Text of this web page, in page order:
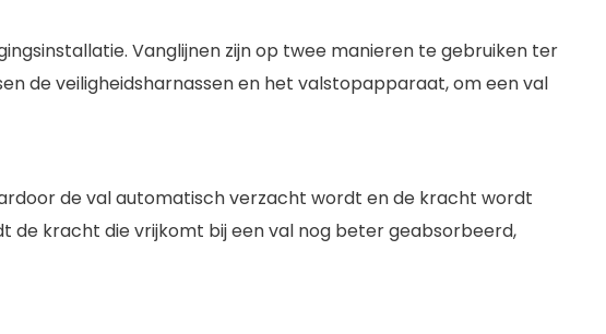
Vanglijnen zijn op twee manieren te gebruiken ter
de veiligheidsharnassen en het valstopapparaat, om een val
de val automatisch verzacht wordt en de kracht wordt
kracht die vrijkomt bij een val nog beter geabsorbeerd,